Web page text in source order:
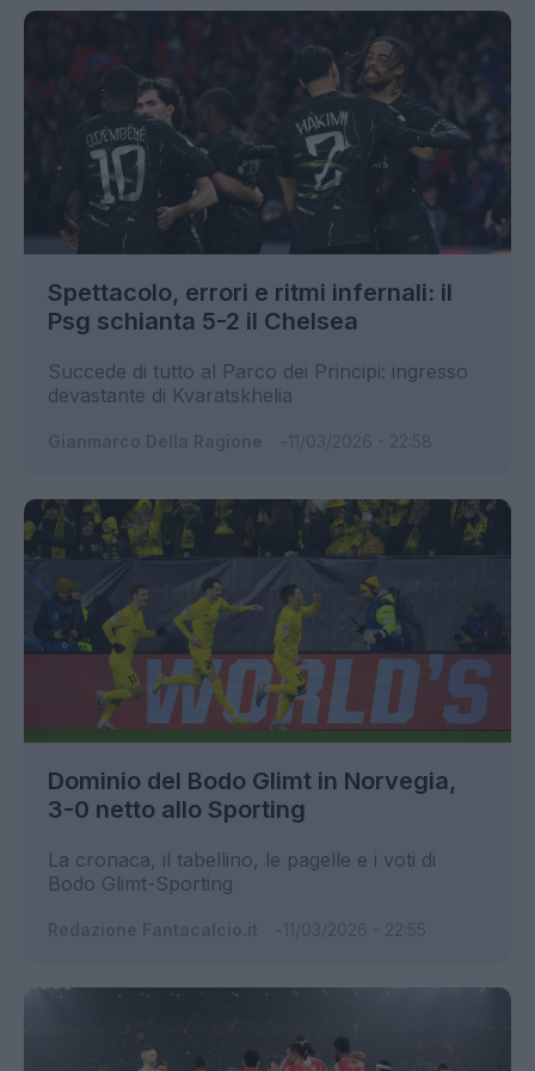
Spettacolo, errori e ritmi infernali: il
Psg schianta 5-2 il Chelsea
Succede di tutto al Parco dei Principi: ingresso
devastante di Kvaratskhelia
Dominio del Bodo Glimt in Norvegia,
3-0 netto allo Sporting
La cronaca, il tabellino, le pagelle e i voti di
Bodo Glimt-Sporting